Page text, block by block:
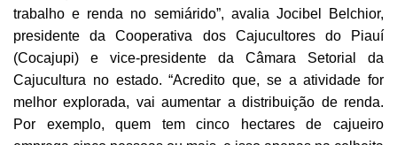
trabalho e renda no semiárido”, avalia Jocibel Belchior,
presidente da Cooperativa dos Cajucultores do Piauí
(Cocajupi) e vice-presidente da Câmara Setorial da
Cajucultura no estado. “Acredito que, se a atividade for
melhor explorada, vai aumentar a distribuição de renda.
Por exemplo, quem tem cinco hectares de cajueiro